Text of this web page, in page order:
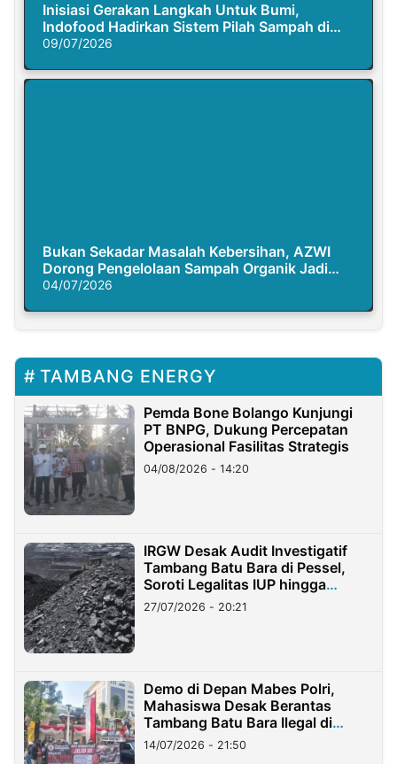
Inisiasi Gerakan Langkah Untuk Bumi,
Indofood Hadirkan Sistem Pilah Sampah di
Semasa Piknik
09/07/2026
Bukan Sekadar Masalah Kebersihan, AZWI
Dorong Pengelolaan Sampah Organik Jadi
Solusi Krisis Iklim
04/07/2026
TAMBANG ENERGY
Pemda Bone Bolango Kunjungi
PT BNPG, Dukung Percepatan
Operasional Fasilitas Strategis
04/08/2026 - 14:20
IRGW Desak Audit Investigatif
Tambang Batu Bara di Pessel,
Soroti Legalitas IUP hingga
Stockpile
27/07/2026 - 20:21
Demo di Depan Mabes Polri,
Mahasiswa Desak Berantas
Tambang Batu Bara Ilegal di
Lampung
14/07/2026 - 21:50